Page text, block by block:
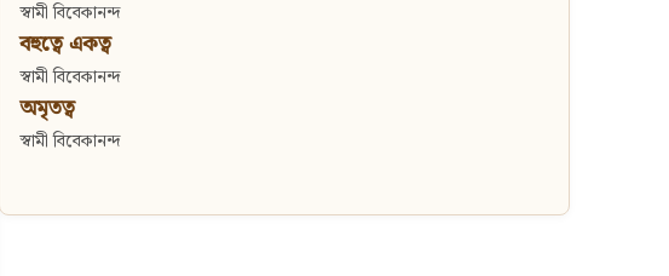
স্বামী বিবেকানন্দ
বহুত্বে একত্ব
স্বামী বিবেকানন্দ
অমৃতত্ব
স্বামী বিবেকানন্দ